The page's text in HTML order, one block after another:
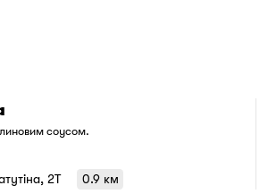
соусом.
2T 0.9 км